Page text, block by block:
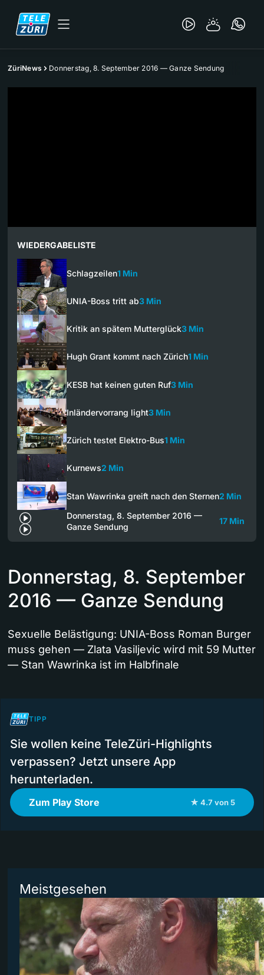
ZüriNews Donnerstag, 8. September 2016 — Ganze Sendung
WIEDERGABELISTE
Schlagzeilen1 Min
UNIA-Boss tritt ab3 Min
Kritik an spätem Mutterglück3 Min
Hugh Grant kommt nach Zürich1 Min
KESB hat keinen guten Ruf3 Min
Inländervorrang light3 Min
Zürich testet Elektro-Bus1 Min
Kurnews2 Min
Stan Wawrinka greift nach den Sternen2 Min
Donnerstag, 8. September 2016 —
Ganze Sendung
17 Min
Donnerstag, 8. September
2016 — Ganze Sendung
Sexuelle Belästigung: UNIA-Boss Roman Burger
muss gehen — Zlata Vasiljevic wird mit 59 Mutter
— Stan Wawrinka ist im Halbfinale
TIPP
Sie wollen keine TeleZüri-Highlights
verpassen? Jetzt unsere App
herunterladen.
Zum Play Store ★ 4.7 von 5
Meistgesehen